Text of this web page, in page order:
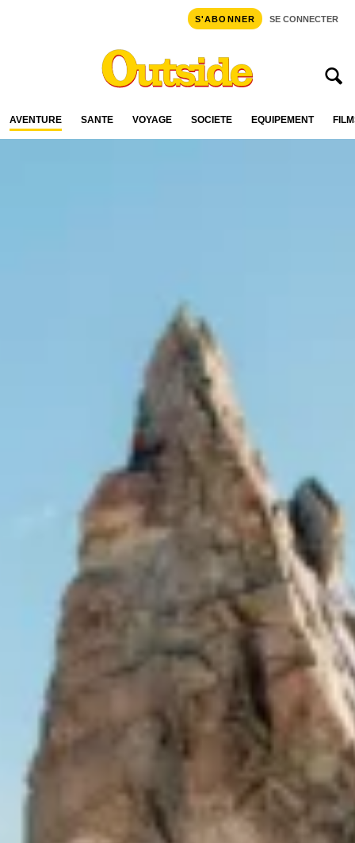
S'ABONNER SE CONNECTER
AVENTURE SANTÉ VOYAGE SOCIÉTÉ ÉQUIPEMENT